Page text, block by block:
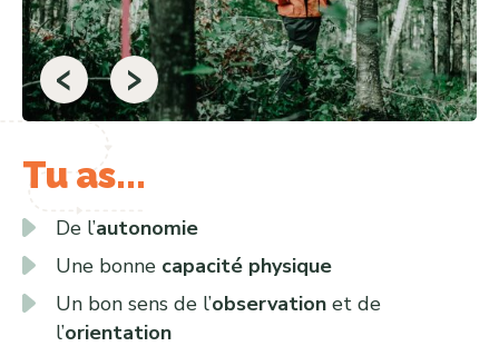
‹ ›
Tu as...
De l’autonomie
Une bonne capacité physique
Un bon sens de l’observation et de
l’orientation